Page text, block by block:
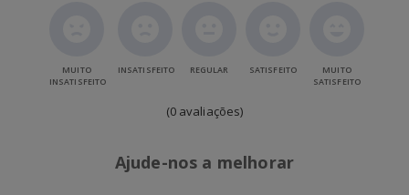
MUITO
INSATISFEITO
INSATISFEITO REGULAR SATISFEITO
MUITO
SATISFEITO
(0 avaliações)
Ajude-nos a melhorar